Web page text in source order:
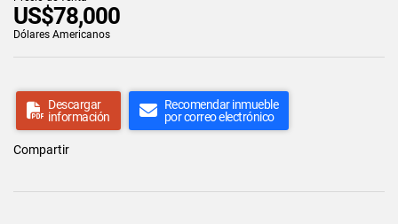
US$78,000
Dólares Americanos
Descargar
información
Recomendar inmueble
por correo electrónico
Compartir